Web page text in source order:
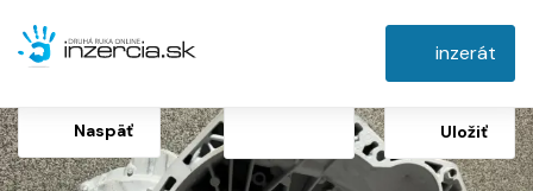
inzerát
Naspäť Uložiť